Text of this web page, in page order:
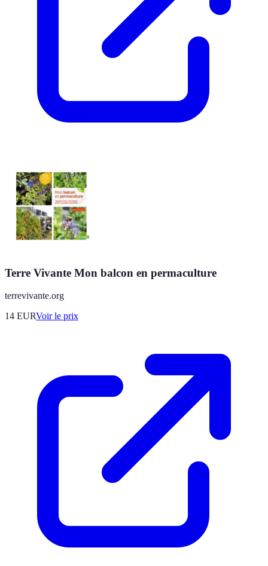
Terre Vivante Mon balcon en permaculture
terrevivante.org
14 EURVoir le prix